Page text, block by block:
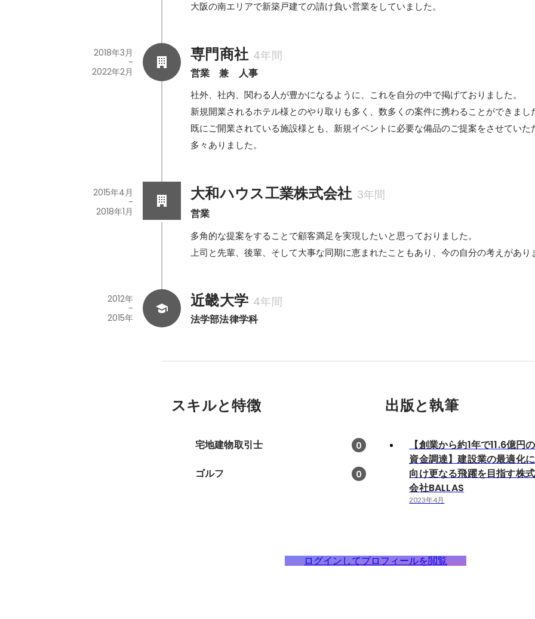
大阪の南エリアで新築戸建ての請け負い営業をしていました。
専門商社 4年間
営業　兼　人事
2018年3月
-
2022年2月
社外、社内、関わる人が豊かになるように、これを自分の中で掲げておりました。
新規開業されるホテル様とのやり取りも多く、数多くの案件に携わることができまし
既にご開業されている施設様とも、新規イベントに必要な備品のご提案をさせていた
多々ありました。
大和ハウス工業株式会社 3年間
営業
2015年4月
-
2018年1月
多角的な提案をすることで顧客満足を実現したいと思っておりました。
上司と先輩、後輩、そして大事な同期に恵まれたこともあり、今の自分の考えがあり
近畿大学 4年間
法学部法律学科
2012年
-
2015年
スキルと特徴
宅地建物取引士 0
ゴルフ 0
出版と執筆
【創業から約1年で11.6億円の
資金調達】建設業の最適化に
向け更なる飛躍を目指す株式
会社BALLAS
2023年4月
ログインしてプロフィールを閲覧